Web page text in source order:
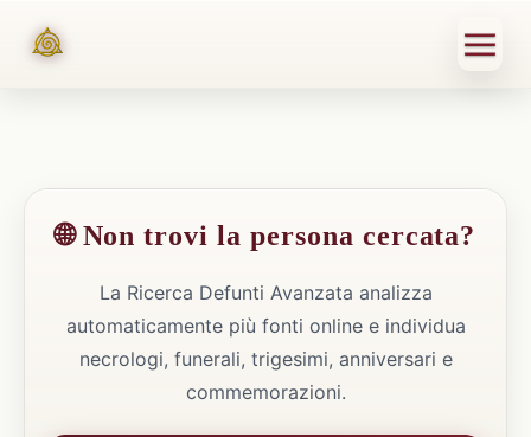
🌐 Non trovi la persona cercata?
La Ricerca Defunti Avanzata analizza
automaticamente più fonti online e individua
necrologi, funerali, trigesimi, anniversari e
commemorazioni.